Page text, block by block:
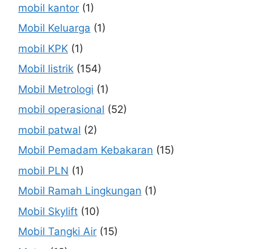
mobil kantor (1)
Mobil Keluarga (1)
mobil KPK (1)
Mobil listrik (154)
Mobil Metrologi (1)
mobil operasional (52)
mobil patwal (2)
Mobil Pemadam Kebakaran (15)
mobil PLN (1)
Mobil Ramah Lingkungan (1)
Mobil Skylift (10)
Mobil Tangki Air (15)